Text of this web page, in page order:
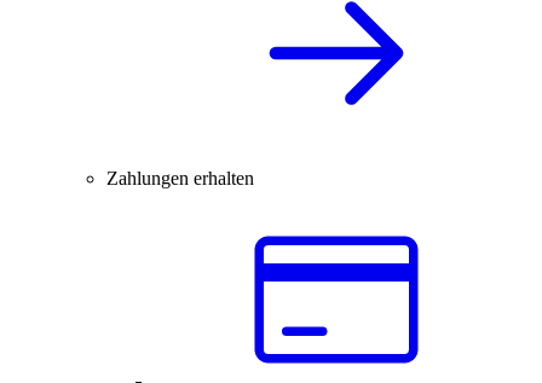
Zahlungen erhalten